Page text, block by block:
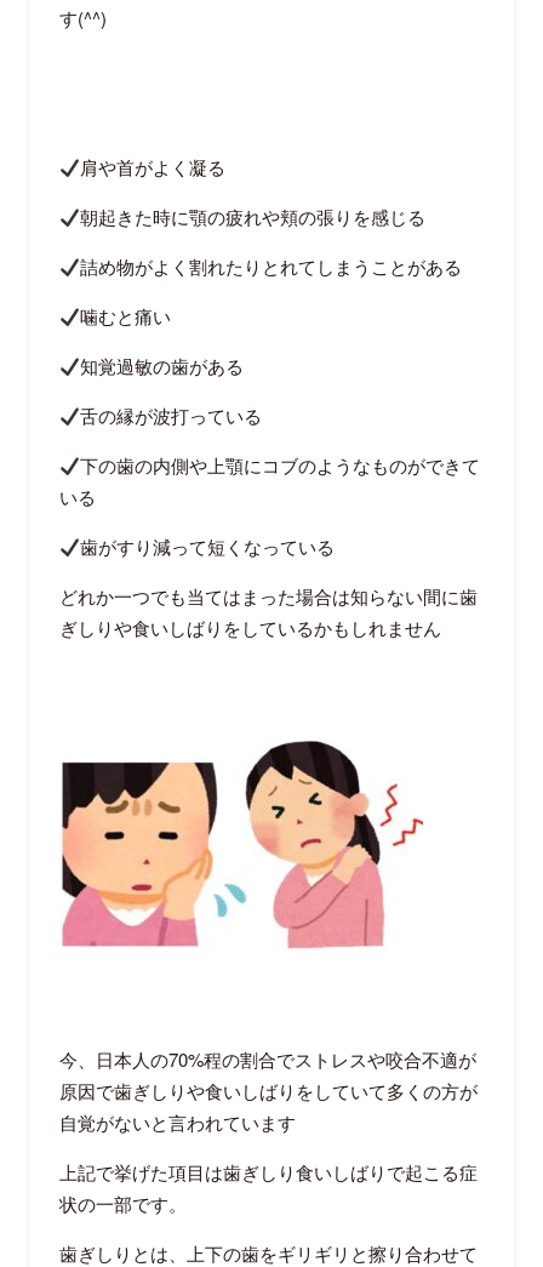
す(^^)
肩や首がよく凝る
朝起きた時に顎の疲れや頬の張りを感じる
詰め物がよく割れたりとれてしまうことがある
噛むと痛い
知覚過敏の歯がある
舌の縁が波打っている
下の歯の内側や上顎にコブのようなものができて
いる
歯がすり減って短くなっている
どれか一つでも当てはまった場合は知らない間に歯
ぎしりや食いしばりをしているかもしれません
今、日本人の70%程の割合でストレスや咬合不適が
原因で歯ぎしりや食いしばりをしていて多くの方が
自覚がないと言われています
上記で挙げた項目は歯ぎしり食いしばりで起こる症
状の一部です。
歯ぎしりとは、上下の歯をギリギリと擦り合わせて